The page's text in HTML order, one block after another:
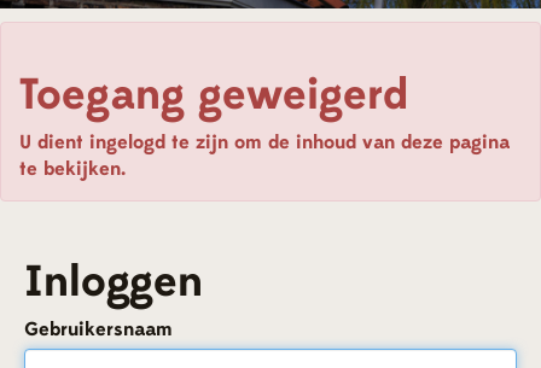
Toegang geweigerd
U dient ingelogd te zijn om de inhoud van deze pagina
te bekijken.
Inloggen
Gebruikersnaam